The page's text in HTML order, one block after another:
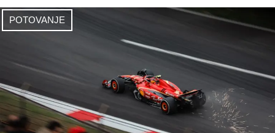
POTOVANJE